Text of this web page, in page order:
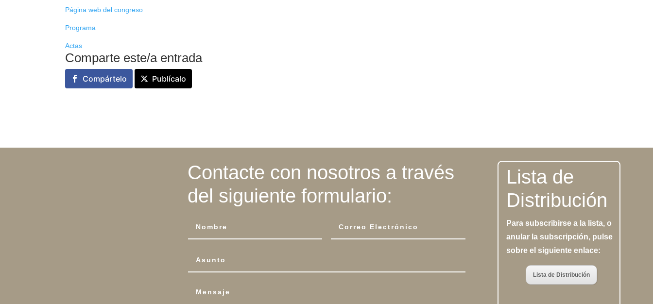
Página web del congreso
Programa
Actas
Comparte este/a entrada
Compártelo Publícalo
Contacte con nosotros a través
del siguiente formulario:
Lista de
Distribución
Para subscribirse a la lista, o
anular la subscripción, pulse
sobre el siguiente enlace:
Lista de Distribución